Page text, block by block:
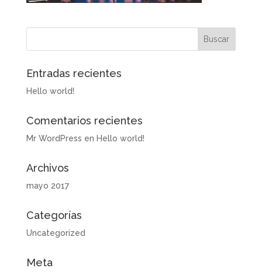
Entradas recientes
Hello world!
Comentarios recientes
Mr WordPress en Hello world!
Archivos
mayo 2017
Categorías
Uncategorized
Meta